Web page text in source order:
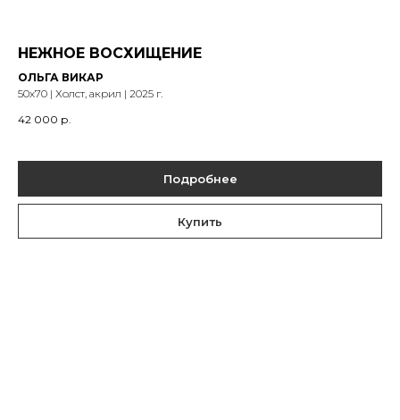
НЕЖНОЕ ВОСХИЩЕНИЕ
ОЛЬГА ВИКАР
50х70 | Холст, акрил | 2025 г.
42 000 р.
Подробнее
Купить